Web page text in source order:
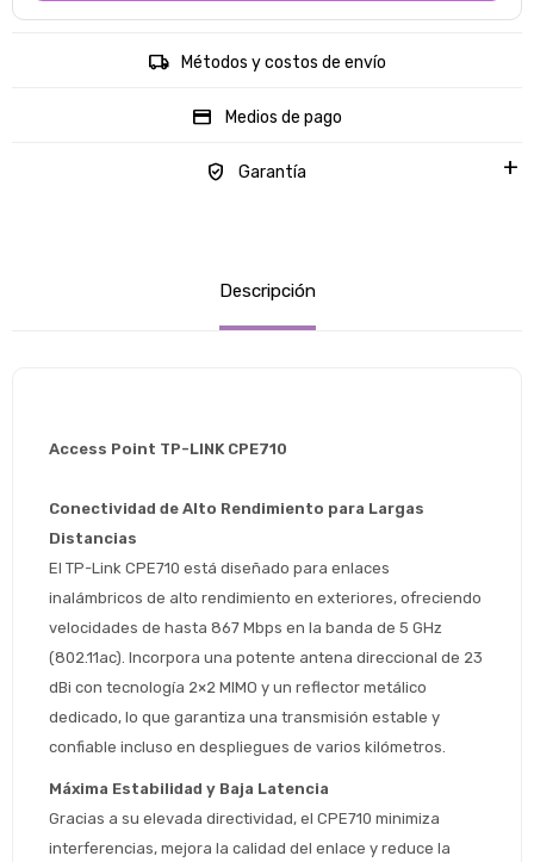
Métodos y costos de envío
Medios de pago
Garantía
Descripción
Access Point TP-LINK CPE710
Conectividad de Alto Rendimiento para Largas
Distancias
El TP-Link CPE710 está diseñado para enlaces
inalámbricos de alto rendimiento en exteriores, ofreciendo
velocidades de hasta 867 Mbps en la banda de 5 GHz
(802.11ac). Incorpora una potente antena direccional de 23
dBi con tecnología 2×2 MIMO y un reflector metálico
dedicado, lo que garantiza una transmisión estable y
confiable incluso en despliegues de varios kilómetros.
Máxima Estabilidad y Baja Latencia
Gracias a su elevada directividad, el CPE710 minimiza
interferencias, mejora la calidad del enlace y reduce la